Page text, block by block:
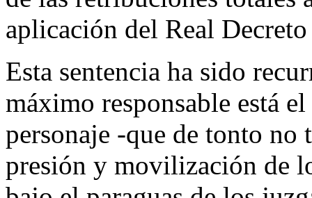
aplicación del Real
Esta sentencia ha sido
máximo responsable está
personaje -que de tonto no
presión y movilización de